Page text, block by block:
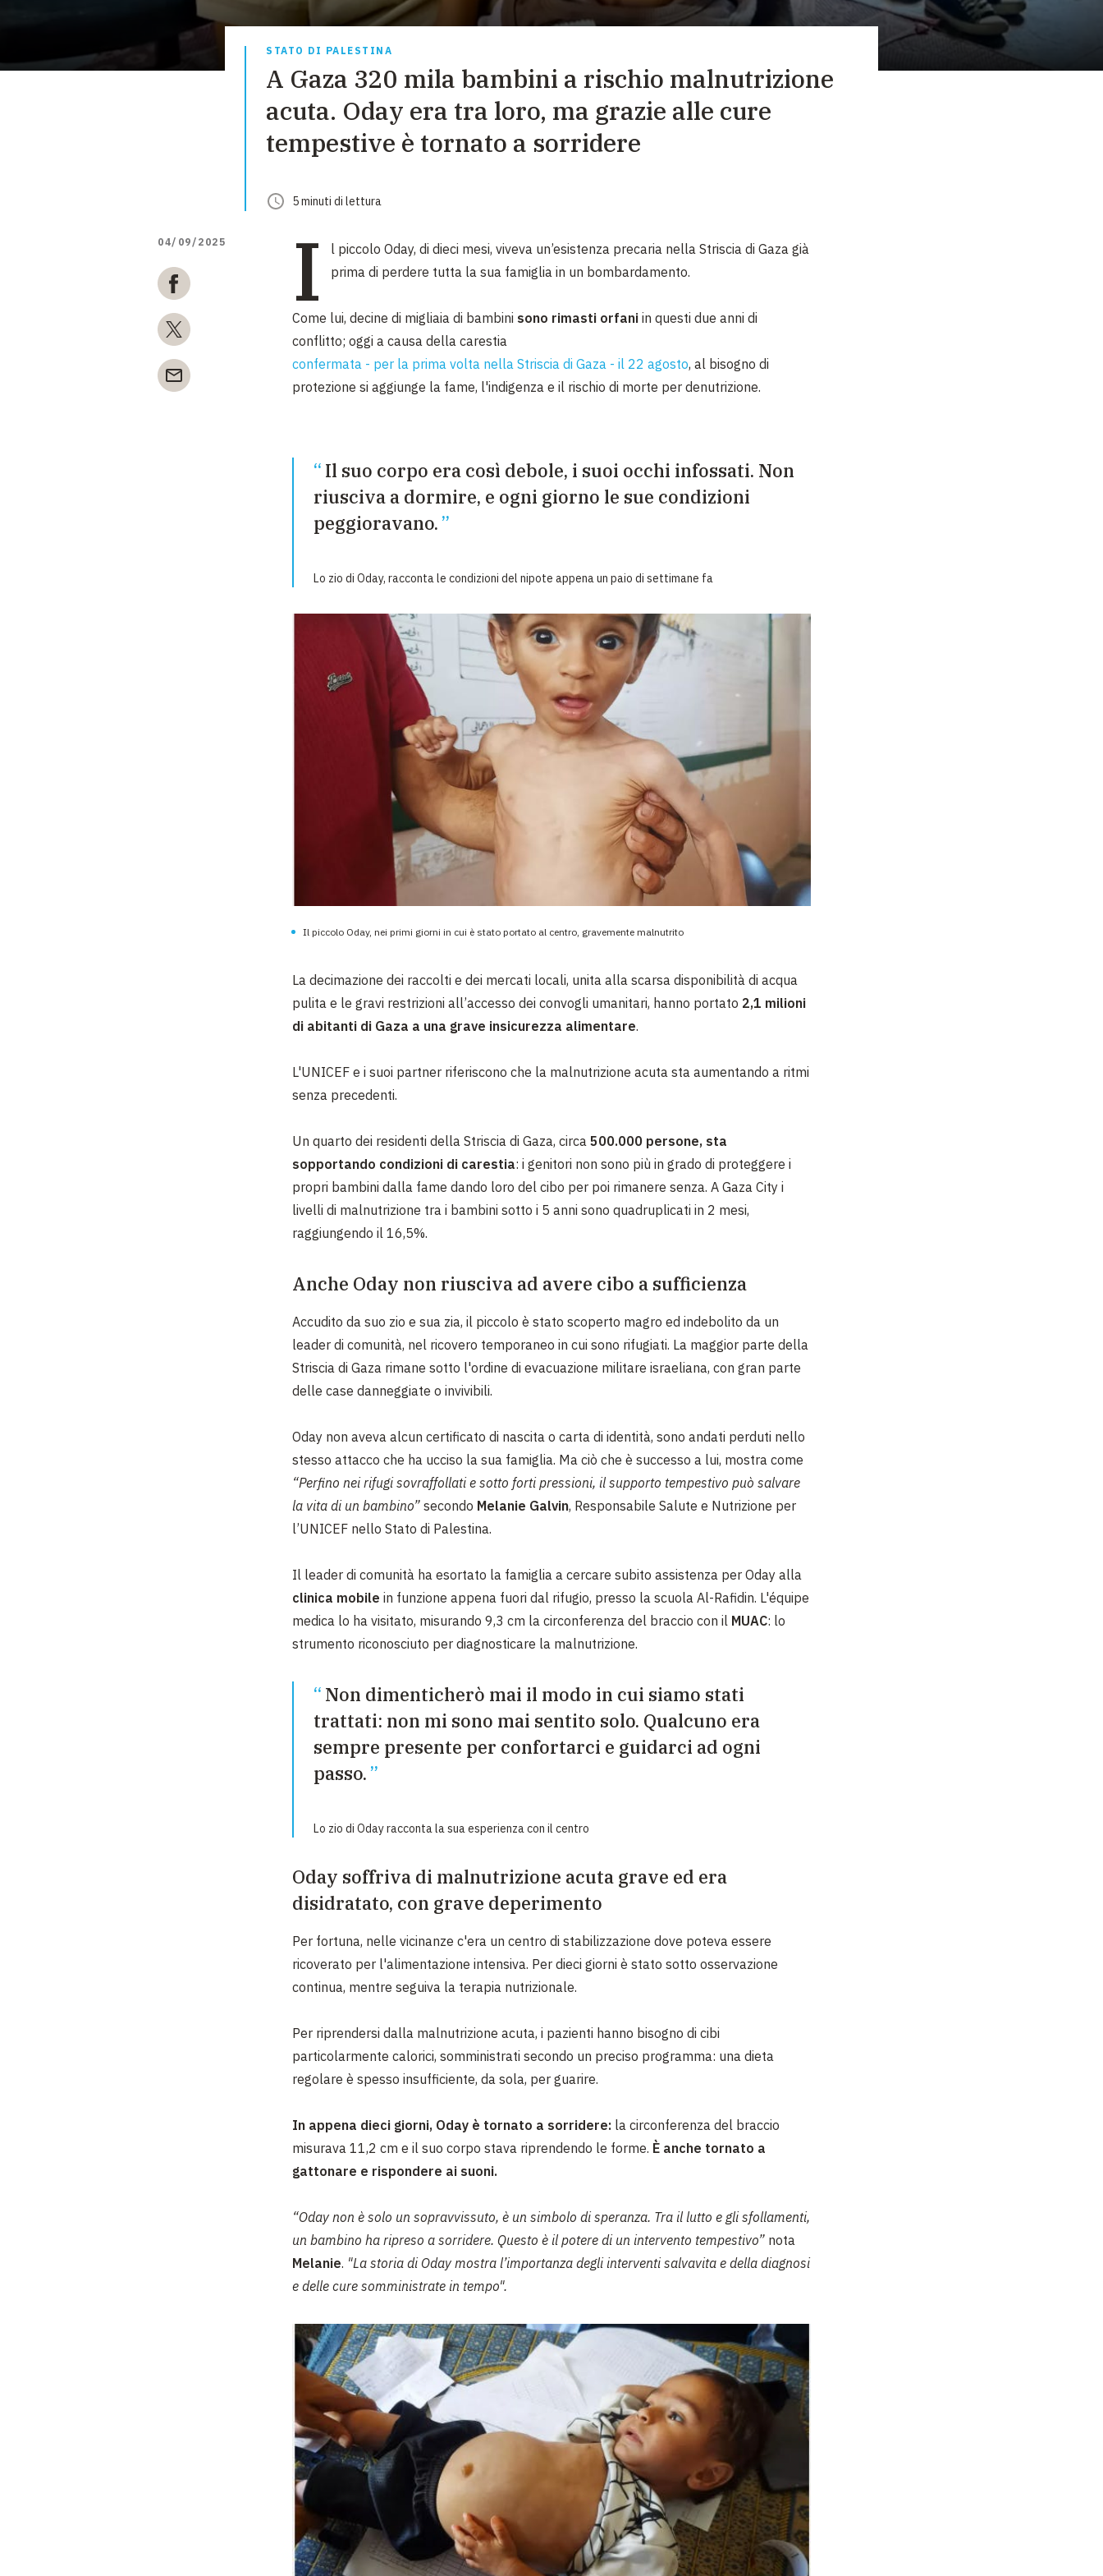
EMERGENZE
DIVERSI MODI PER DONARE. SCEGLI IL PIÙ
STATO DI PALESTINA
A Gaza 320 mila bambini a rischio malnutrizione
acuta. Oday era tra loro, ma grazie alle cure
tempestive è tornato a sorridere
5minuti di lettura
04/09/2025 I
l piccolo Oday, di dieci mesi, viveva un’esistenza precaria nella Striscia di Gaza già
prima di perdere tutta la sua famiglia in un bombardamento.
Come lui, decine di migliaia di bambini sono rimasti orfani in questi due anni di
conflitto; oggi a causa della carestia
confermata - per la prima volta nella Striscia di Gaza - il 22 agosto, al bisogno di
protezione si aggiunge la fame, l'indigenza e il rischio di morte per denutrizione.
Il suo corpo era così debole, i suoi occhi infossati. Non
riusciva a dormire, e ogni giorno le sue condizioni
peggioravano.
Lo zio di Oday, racconta le condizioni del nipote appena un paio di settimane fa
Il piccolo Oday, nei primi giorni in cui è stato portato al centro, gravemente malnutrito
La decimazione dei raccolti e dei mercati locali, unita alla scarsa disponibilità di acqua
pulita e le gravi restrizioni all’accesso dei convogli umanitari, hanno portato 2,1 milioni
di abitanti di Gaza a una grave insicurezza alimentare.
L'UNICEF e i suoi partner riferiscono che la malnutrizione acuta sta aumentando a ritmi
senza precedenti.
Un quarto dei residenti della Striscia di Gaza, circa 500.000 persone, sta
sopportando condizioni di carestia: i genitori non sono più in grado di proteggere i
propri bambini dalla fame dando loro del cibo per poi rimanere senza. A Gaza City i
livelli di malnutrizione tra i bambini sotto i 5 anni sono quadruplicati in 2 mesi,
raggiungendo il 16,5%.
Anche Oday non riusciva ad avere cibo a sufficienza
Accudito da suo zio e sua zia, il piccolo è stato scoperto magro ed indebolito da un
leader di comunità, nel ricovero temporaneo in cui sono rifugiati. La maggior parte della
Striscia di Gaza rimane sotto l'ordine di evacuazione militare israeliana, con gran parte
delle case danneggiate o invivibili.
Oday non aveva alcun certificato di nascita o carta di identità, sono andati perduti nello
stesso attacco che ha ucciso la sua famiglia. Ma ciò che è successo a lui, mostra come
“Perfino nei rifugi sovraffollati e sotto forti pressioni, il supporto tempestivo può salvare
la vita di un bambino” secondo Melanie Galvin, Responsabile Salute e Nutrizione per
l’UNICEF nello Stato di Palestina.
Il leader di comunità ha esortato la famiglia a cercare subito assistenza per Oday alla
clinica mobile in funzione appena fuori dal rifugio, presso la scuola Al-Rafidin. L'équipe
medica lo ha visitato, misurando 9,3 cm la circonferenza del braccio con il MUAC: lo
strumento riconosciuto per diagnosticare la malnutrizione.
Non dimenticherò mai il modo in cui siamo stati
trattati: non mi sono mai sentito solo. Qualcuno era
sempre presente per confortarci e guidarci ad ogni
passo.
Lo zio di Oday racconta la sua esperienza con il centro
Oday soffriva di malnutrizione acuta grave ed era
disidratato, con grave deperimento
Per fortuna, nelle vicinanze c'era un centro di stabilizzazione dove poteva essere
ricoverato per l'alimentazione intensiva. Per dieci giorni è stato sotto osservazione
continua, mentre seguiva la terapia nutrizionale.
Per riprendersi dalla malnutrizione acuta, i pazienti hanno bisogno di cibi
particolarmente calorici, somministrati secondo un preciso programma: una dieta
regolare è spesso insufficiente, da sola, per guarire.
In appena dieci giorni, Oday è tornato a sorridere: la circonferenza del braccio
misurava 11,2 cm e il suo corpo stava riprendendo le forme. È anche tornato a
gattonare e rispondere ai suoni.
“Oday non è solo un sopravvissuto, è un simbolo di speranza. Tra il lutto e gli sfollamenti,
un bambino ha ripreso a sorridere. Questo è il potere di un intervento tempestivo” nota
Melanie. "La storia di Oday mostra l’importanza degli interventi salvavita e della diagnosi
e delle cure somministrate in tempo".